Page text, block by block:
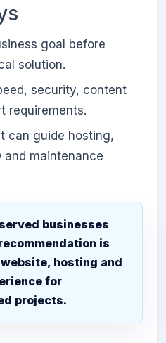
goal before
solution.
security, content
requirements.
can guide hosting,
and maintenance
served businesses
is
hosting and
for
projects.